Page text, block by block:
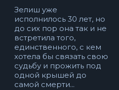
Зелиш уже
исполнилось 30 лет, но
до сих пор она так и не
встретила того,
единственного, с кем
хотела бы связать свою
судьбу и прожить под
одной крышей до
самой смерти...